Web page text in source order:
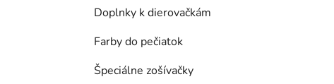
Doplnky k dierovačkám
Farby do pečiatok
Špeciálne zošívačky